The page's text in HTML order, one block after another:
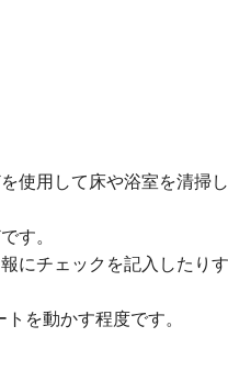
使用して床や浴室を清掃し
す。
にチェックを記入したり
を動かす程度です。